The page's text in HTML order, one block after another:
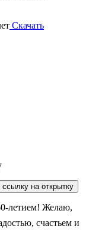
Скачать
ссылку на открытку
летием! Желаю,
счастьем и